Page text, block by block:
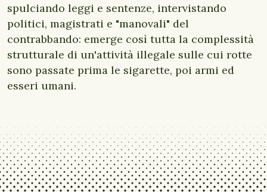
spulciando leggi e sentenze, intervistando
politici, magistrati e "manovali" del
contrabbando: emerge così tutta la complessità
strutturale di un'attività illegale sulle cui rotte
sono passate prima le sigarette, poi armi ed
esseri umani.